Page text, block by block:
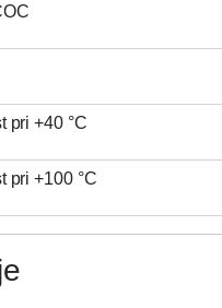
pri +40 °C
pri +100 °C